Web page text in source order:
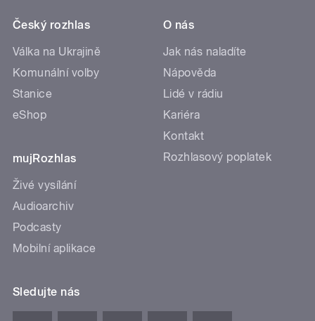
Český rozhlas
Válka na Ukrajině
Komunální volby
Stanice
eShop
mujRozhlas
Živé vysílání
Audioarchiv
Podcasty
Mobilní aplikace
O nás
Jak nás naladíte
Nápověda
Lidé v rádiu
Kariéra
Kontakt
Rozhlasový poplatek
Sledujte nás